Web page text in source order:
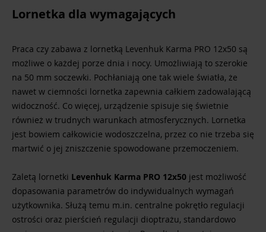
Lornetka dla wymagających
Praca czy zabawa z lornetką Levenhuk Karma PRO 12x50 są
możliwe o każdej porze dnia i nocy. Umożliwiają to szerokie
na 50 mm soczewki. Pochłaniają one tak wiele światła, że
nawet w ciemności lornetka zapewnia całkiem zadowalającą
widoczność. Co więcej, urządzenie spisuje się świetnie
również w trudnych warunkach atmosferycznych. Lornetka
jest bowiem całkowicie wodoszczelna, przez co nie trzeba się
martwić o jej zniszczenie spowodowane przemoczeniem.
Zaletą lornetki Levenhuk Karma PRO 12x50 jest możliwość
dopasowania parametrów do indywidualnych wymagań
użytkownika. Służą temu m.in. centralne pokrętło regulacji
ostrości oraz pierścień regulacji dioptrażu, standardowo